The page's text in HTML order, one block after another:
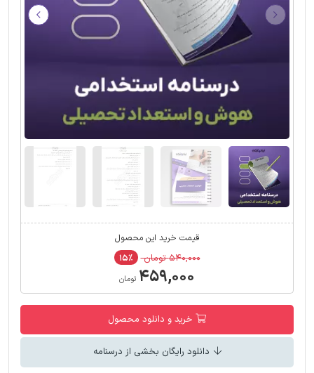
قیمت خرید این محصول
۵۴۰,۰۰۰ تومان ۱۵٪
۴۵۹,۰۰۰ تومان
خرید و دانلود محصول
دانلود رایگان بخشی از درسنامه